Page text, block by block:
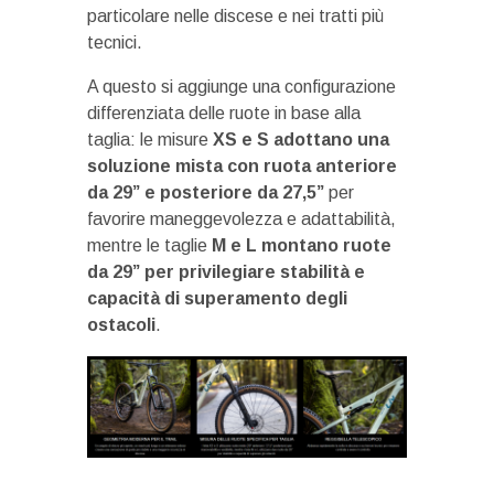
particolare nelle discese e nei tratti più
tecnici.
A questo si aggiunge una configurazione
differenziata delle ruote in base alla
taglia: le misure XS e S adottano una
soluzione mista con ruota anteriore
da 29” e posteriore da 27,5” per
favorire maneggevolezza e adattabilità,
mentre le taglie M e L montano ruote
da 29” per privilegiare stabilità e
capacità di superamento degli
ostacoli.